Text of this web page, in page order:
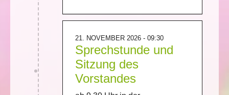
21. NOVEMBER 2026 - 09:30
Sprechstunde und
Sitzung des
Vorstandes